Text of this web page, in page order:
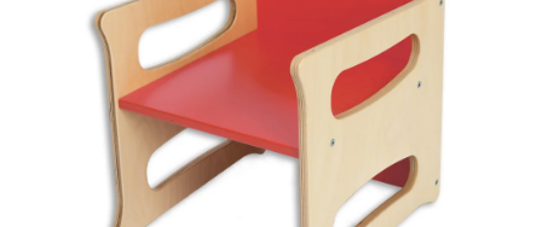
hvězdiček.